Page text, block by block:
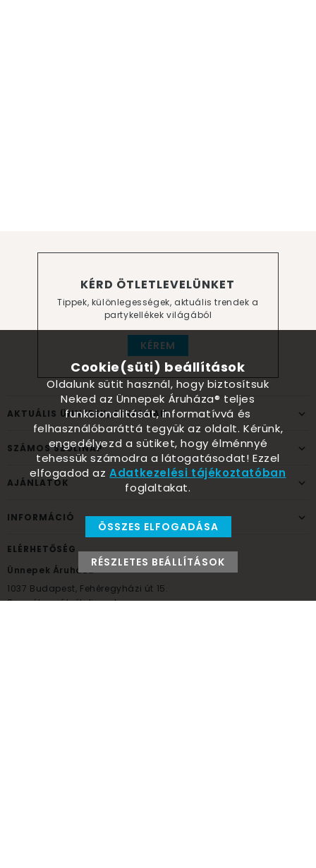
KÉRD ÖTLETLEVELÜNKET
Tippek, különlegességek, aktuális trendek a
partykellékek világából
KÉREM
AKTUÁLIS ÜNNEPEK, ALKALMAK
SZÁMOS SZÜLINAP
AJÁNLATOK
INFORMÁCIÓ
ELÉRHETŐSÉG
Ünnepek Áruháza
1037 Budapest, Fehéregyházi út 15.
Személyes átvételi pont
Cookie(süti) beállítások
Oldalunk sütit használ, hogy biztosítsuk
Neked az Ünnepek Áruháza® teljes
funkcionalitását, informatívvá és
felhasználóbaráttá tegyük az oldalt. Kérünk,
engedélyezd a sütiket, hogy élménnyé
tehessük számodra a látogatásodat! Ezzel
elfogadod azAdatkezelési tájékoztatóban
foglaltakat.
ÖSSZES ELFOGADÁSA
RÉSZLETES BEÁLLÍTÁSOK